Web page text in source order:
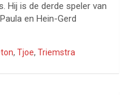
Hij is de derde speler van
en Hein-Gerd
, Tjoe, Triemstra